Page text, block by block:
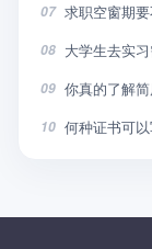
07 求职空窗期
08 大学生去实
09 你真的了解
10 何种证书可